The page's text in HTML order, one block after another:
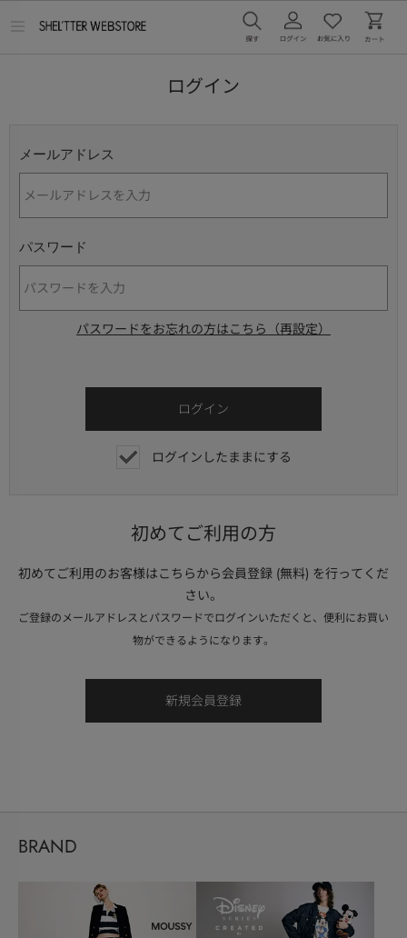
ログイン
メールアドレス
パスワード
パスワードをお忘れの方はこちら（再設定）
ログインしたままにする
初めてご利用の方
初めてご利用のお客様はこちらから会員登録 (無料) を行ってくだ
さい。
ご登録のメールアドレスとパスワードでログインいただくと、便利にお買い
物ができるようになります。
BRAND